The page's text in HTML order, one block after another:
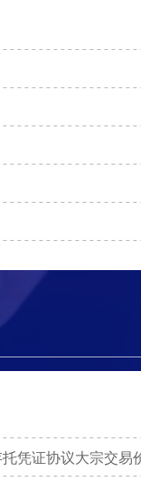
凭证协议大宗交易